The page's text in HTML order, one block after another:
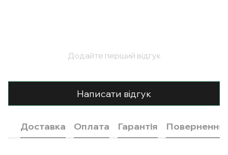
Додайте перший відгук
Написати відгук
Доставка Оплата Гарантія Повернення